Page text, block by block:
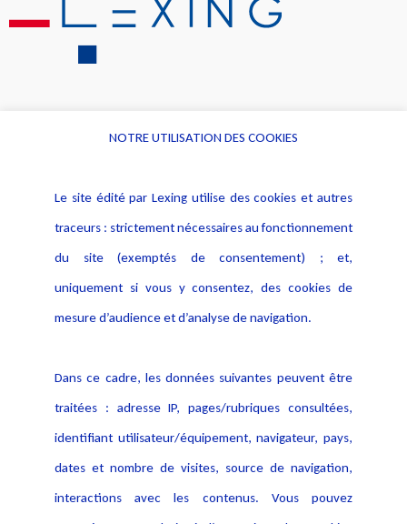
Alerte professionnelle
Déclaration d'accessibilité
Notice Légale
Politique de protection des
données
Publications
NOTRE UTILISATION DES COOKIES
Le site édité par Lexing utilise des cookies et autres
traceurs : strictement nécessaires au fonctionnement
du site (exemptés de consentement) ; et,
uniquement si vous y consentez, des cookies de
mesure d’audience et d’analyse de navigation.
Dans ce cadre, les données suivantes peuvent être
traitées : adresse IP, pages/rubriques consultées,
identifiant utilisateur/équipement, navigateur, pays,
dates et nombre de visites, source de navigation,
interactions avec les contenus. Vous pouvez